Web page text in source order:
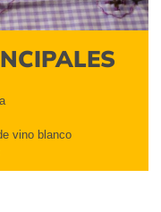
vino blanco